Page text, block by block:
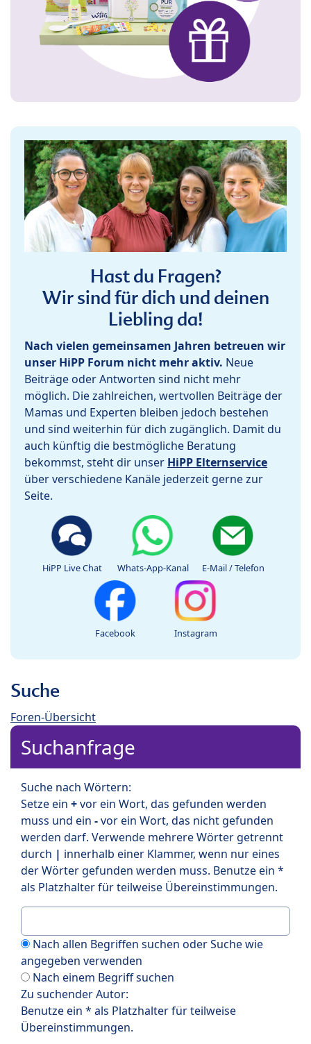
Hast du Fragen?
Wir sind für dich und deinen
Liebling da!
Nach vielen gemeinsamen Jahren betreuen wir
unser HiPP Forum nicht mehr aktiv. Neue
Beiträge oder Antworten sind nicht mehr
möglich. Die zahlreichen, wertvollen Beiträge der
Mamas und Experten bleiben jedoch bestehen
und sind weiterhin für dich zugänglich. Damit du
auch künftig die bestmögliche Beratung
bekommst, steht dir unser HiPP Elternservice
über verschiedene Kanäle jederzeit gerne zur
Seite.
HiPP Live Chat Whats-App-Kanal E-Mail / Telefon
Facebook Instagram
Suche
Foren-Übersicht
Suchanfrage
Suche nach Wörtern:
Setze ein +vor ein Wort, das gefunden werden
muss und ein -vor ein Wort, das nicht gefunden
werden darf. Verwende mehrere Wörter getrennt
durch | innerhalb einer Klammer, wenn nur eines
der Wörter gefunden werden muss. Benutze ein *
als Platzhalter für teilweise Übereinstimmungen.
Nach allen Begriffen suchen oder Suche wie
angegeben verwenden
Nach einem Begriff suchen
Zu suchender Autor:
Benutze ein * als Platzhalter für teilweise
Übereinstimmungen.